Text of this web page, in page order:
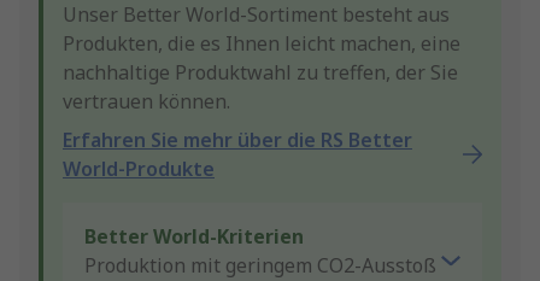
Unser Better World-Sortiment besteht aus
Produkten, die es Ihnen leicht machen, eine
nachhaltige Produktwahl zu treffen, der Sie
vertrauen können.
Erfahren Sie mehr über die RS Better
World-Produkte
Better World-Kriterien
Produktion mit geringem CO2-Ausstoß